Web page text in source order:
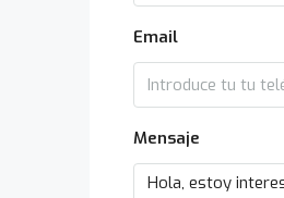
Email
Mensaje